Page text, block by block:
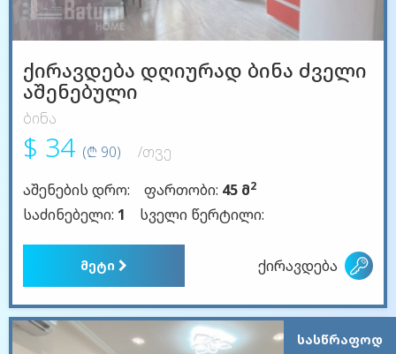
ქირავდება დღიურად ბინა ძველი
აშენებული
ბინა
$ 34 (₾ 90)
/თვე
აშენების დრო:
ფართობი: 45 მ2
საძინებელი: 1 სველი წერტილი:
მეტი ქირავდება
ᲡᲐᲡᲬᲠᲐᲤᲝᲓ